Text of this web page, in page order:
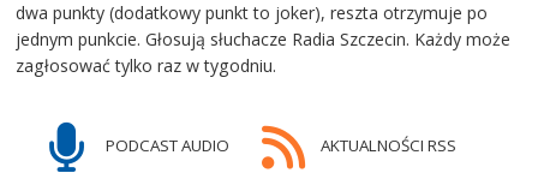
dwa punkty (dodatkowy punkt to joker), reszta otrzymuje po
jednym punkcie. Głosują słuchacze Radia Szczecin. Każdy może
zagłosować tylko raz w tygodniu.
PODCAST AUDIO AKTUALNOŚCI RSS